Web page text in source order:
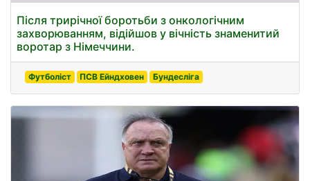
Після трирічної боротьби з онкологічним
захворюванням, відійшов у вічність знаменитий
воротар з Німеччини.
Футболіст ПСВ Ейндховен Бундесліга